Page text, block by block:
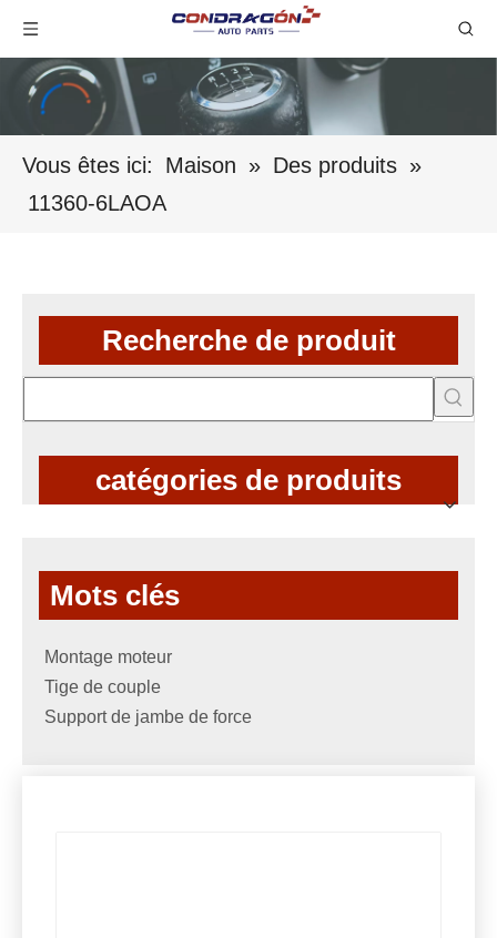
Vous êtes ici: Maison » Des produits »
11360-6LAOA
Recherche de produit
catégories de produits
Mots clés
Montage moteur
Tige de couple
Support de jambe de force